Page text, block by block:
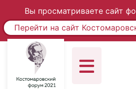
Вы просматриваете сайт
Перейти на сайт